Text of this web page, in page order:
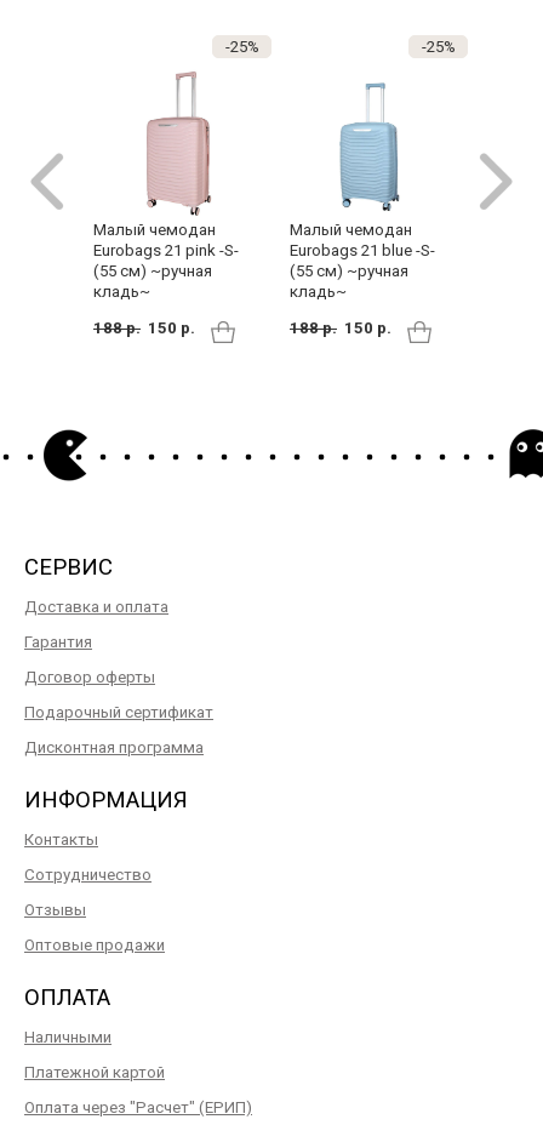
-25%
Малый чемодан
Eurobags 21 pink -S-
(55 см) ~ручная
кладь~
188 р. 150 р.
-25%
Малый чемодан
Eurobags 21 blue -S-
(55 см) ~ручная
кладь~
188 р. 150 р.
СЕРВИС
Доставка и оплата
Гарантия
Договор оферты
Подарочный сертификат
Дисконтная программа
ИНФОРМАЦИЯ
Контакты
Сотрудничество
Отзывы
Оптовые продажи
ОПЛАТА
Наличными
Платежной картой
Оплата через "Расчет" (ЕРИП)